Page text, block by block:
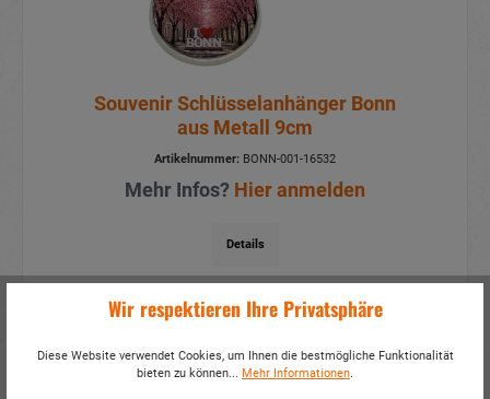
Souvenir Schlüsselanhänger Bonn
aus Metall 9cm
Artikelnummer: BONN-001-16532
Mehr Infos? Hier anmelden
Details
Wir respektieren Ihre Privatsphäre
Diese Website verwendet Cookies, um Ihnen die bestmögliche Funktionalität
bieten zu können... Mehr Informationen.